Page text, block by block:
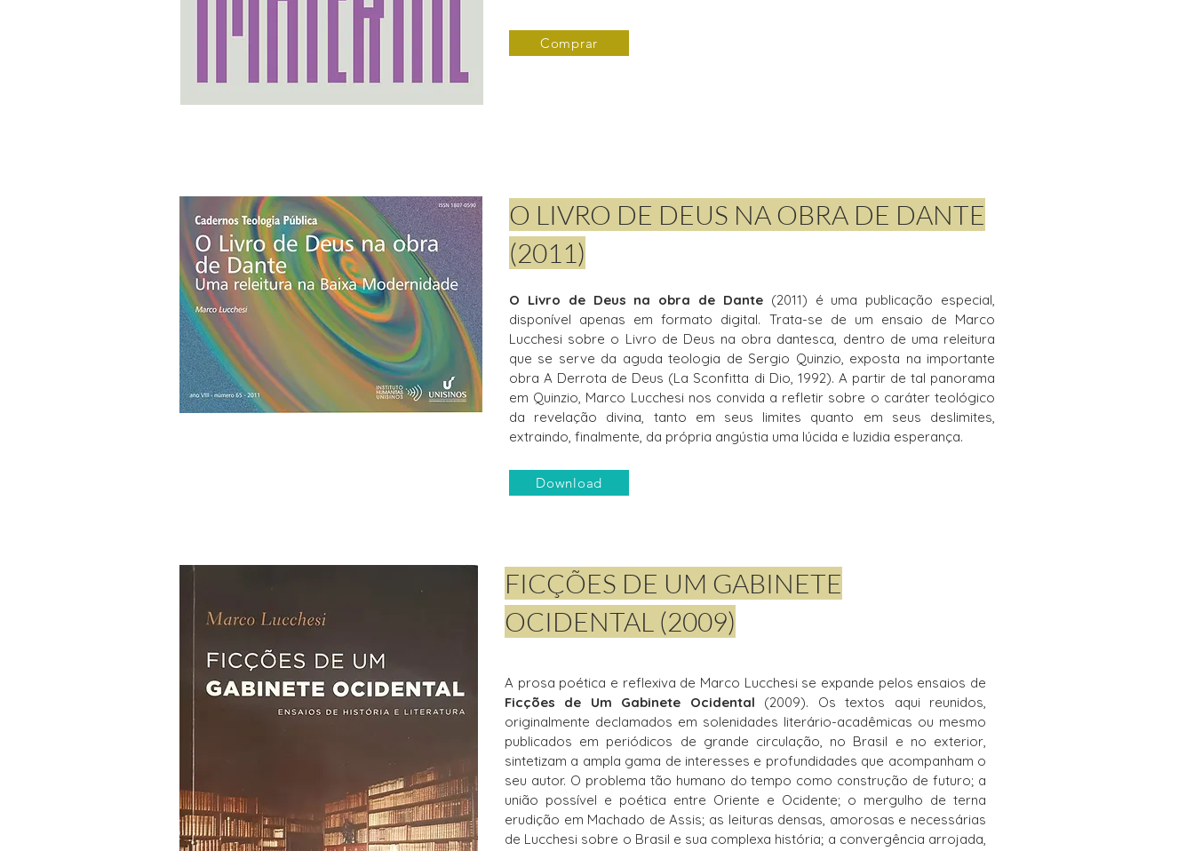
Comprar
Download
O LIVRO DE DEUS NA OBRA DE DANTE
(2011)
O Livro de Deus na obra de Dante(2011) é uma publicação especial,
disponível apenas em formato digital. Trata-se de um ensaio de Marco
Lucchesi sobre o Livro de Deus na obra dantesca, dentro de uma releitura
que se serve da aguda teologia de Sergio Quinzio, exposta na importante
obra A Derrota de Deus (La Sconfitta di Dio, 1992). A partir de tal panorama
em Quinzio, Marco Lucchesi nos convida a refletir sobre o caráter teológico
da revelação divina, tanto em seus limites quanto em seus deslimites,
extraindo, finalmente, da própria angústia uma lúcida e luzidia esperança.
FICÇÕES DE UM GABINETE
OCIDENTAL (2009)
A prosa poética e reflexiva de Marco Lucchesi se expande pelos ensaios de
Ficções de Um Gabinete Ocidental (2009). Os textos aqui reunidos,
originalmente declamados em solenidades literário-acadêmicas ou mesmo
publicados em periódicos de grande circulação, no Brasil e no exterior,
sintetizam a ampla gama de interesses e profundidades que acompanham o
seu autor. O problema tão humano do tempo como construção de futuro; a
união possível e poética entre Oriente e Ocidente; o mergulho de terna
erudição em Machado de Assis; as leituras densas, amorosas e necessárias
de Lucchesi sobre o Brasil e sua complexa história; a convergência arrojada,